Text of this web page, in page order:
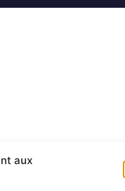
aux